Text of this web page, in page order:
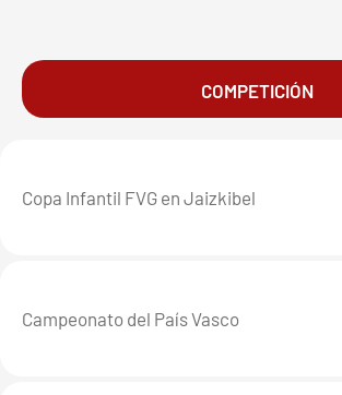
COMPETICIÓN
Copa Infantil FVG en Jaizkibel
Campeonato del País Vasco